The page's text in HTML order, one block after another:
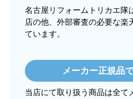
2025年12月24日 21:44
欲しい商品をスムーズに注文でき
はい
名古屋リフォームトリカエ隊
店の他、外部審査の必要な楽
ています。
メーカー正規品
当店にて取り扱う商品は全て